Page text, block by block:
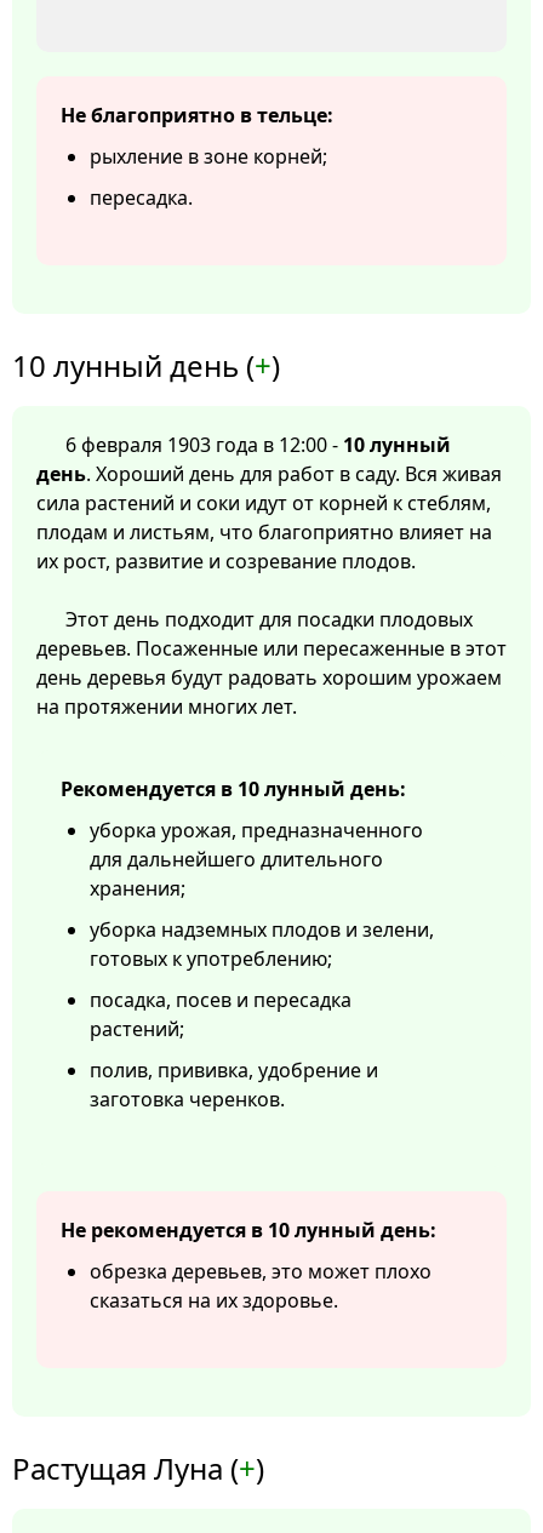
Не благоприятно в тельце:
рыхление в зоне корней;
пересадка.
10 лунный день (+)
6 февраля 1903 года в 12:00 - 10 лунный
день. Хороший день для работ в саду. Вся живая
сила растений и соки идут от корней к стеблям,
плодам и листьям, что благоприятно влияет на
их рост, развитие и созревание плодов.
Этот день подходит для посадки плодовых
деревьев. Посаженные или пересаженные в этот
день деревья будут радовать хорошим урожаем
на протяжении многих лет.
Рекомендуется в 10 лунный день:
уборка урожая, предназначенного
для дальнейшего длительного
хранения;
уборка надземных плодов и зелени,
готовых к употреблению;
посадка, посев и пересадка
растений;
полив, прививка, удобрение и
заготовка черенков.
Не рекомендуется в 10 лунный день:
обрезка деревьев, это может плохо
сказаться на их здоровье.
Растущая Луна (+)